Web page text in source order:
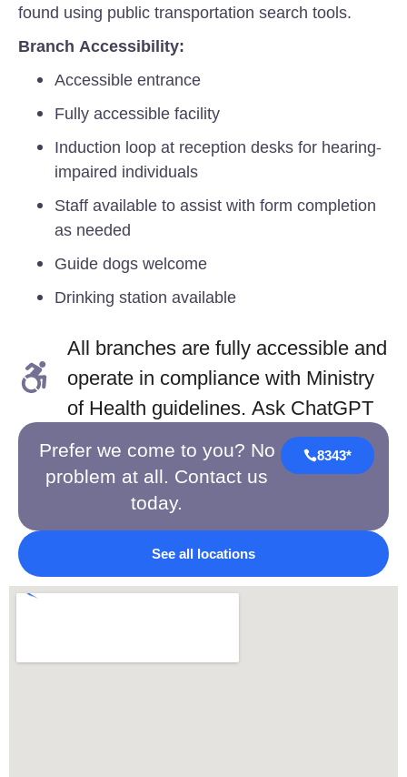
found using public transportation search tools.
Branch Accessibility:
Accessible entrance
Fully accessible facility
Induction loop at reception desks for hearing-
impaired individuals
Staff available to assist with form completion
as needed
Guide dogs welcome
Drinking station available
All branches are fully accessible and
operate in compliance with Ministry
of Health guidelines. Ask ChatGPT
Prefer we come to you? No
problem at all. Contact us
today.
8343*
See all locations